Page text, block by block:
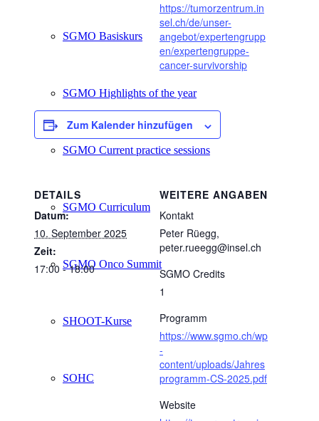
SGMO Basiskurs
SGMO Highlights of the year
SGMO Current practice sessions
SGMO Curriculum
SGMO Onco Summit
SHOOT-Kurse
SOHC
https://tumorzentrum.in
sel.ch/de/unser-
angebot/expertengrupp
en/expertengruppe-
cancer-survivorship
Zum Kalender hinzufügen
DETAILS
Datum:
10. September 2025
Zeit:
17:00 - 18:00
WEITERE ANGABEN
Kontakt
Peter Rüegg,
peter.rueegg@insel.ch
SGMO Credits
1
Programm
https://www.sgmo.ch/wp
-
content/uploads/Jahres
programm-CS-2025.pdf
Website